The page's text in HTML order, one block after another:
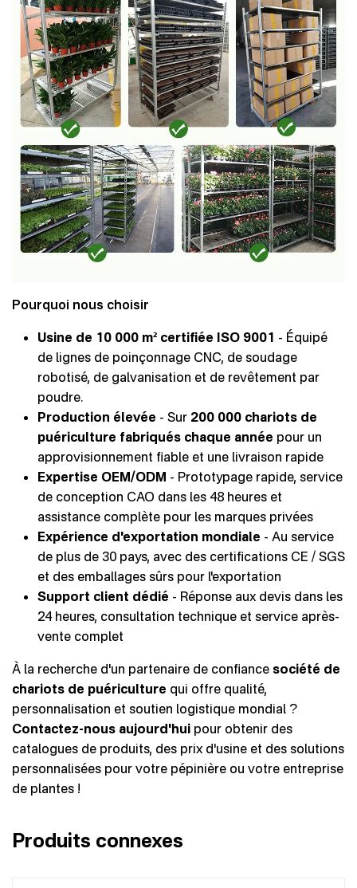
Pourquoi nous choisir
Usine de 10 000 m² certifiée ISO 9001 - Équipé
de lignes de poinçonnage CNC, de soudage
robotisé, de galvanisation et de revêtement par
poudre.
Production élevée - Sur 200 000 chariots de
puériculture fabriqués chaque année pour un
approvisionnement fiable et une livraison rapide
Expertise OEM/ODM - Prototypage rapide, service
de conception CAO dans les 48 heures et
assistance complète pour les marques privées
Expérience d'exportation mondiale - Au service
de plus de 30 pays, avec des certifications CE / SGS
et des emballages sûrs pour l'exportation
Support client dédié - Réponse aux devis dans les
24 heures, consultation technique et service après-
vente complet
À la recherche d'un partenaire de confiance société de
chariots de puériculture qui offre qualité,
personnalisation et soutien logistique mondial ?
Contactez-nous aujourd'hui pour obtenir des
catalogues de produits, des prix d'usine et des solutions
personnalisées pour votre pépinière ou votre entreprise
de plantes !
Produits connexes